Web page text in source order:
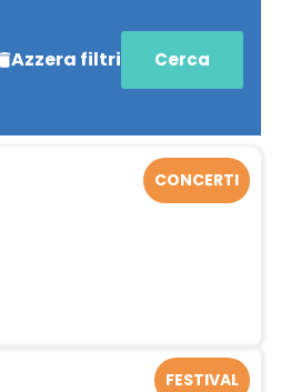
Azzera filtri
CONCERTI
FESTIVAL